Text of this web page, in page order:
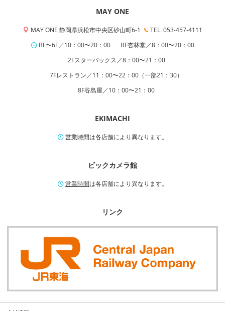
MAY ONE
MAY ONE 静岡県浜松市中央区砂山町6-1
TEL. 053-457-4111
BF〜6F／10：00〜20：00
BF杏林堂／8：00〜20：00
2Fスターバックス／8：00〜21：00
7Fレストラン／11：00〜22：00（一部21：30）
8F谷島屋／10：00〜21：00
EKIMACHI
営業時間は各店舗により異なります。
ビックカメラ館
営業時間は各店舗により異なります。
リンク